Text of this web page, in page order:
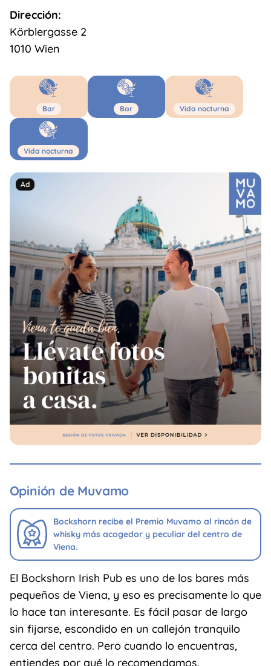
Dirección:
Körblergasse 2
1010 Wien
Bar Bar Vida nocturna
Vida nocturna
Opinión de Muvamo
Bockshorn recibe el Premio Muvamo al rincón de
whisky más acogedor y peculiar del centro de
Viena.
El Bockshorn Irish Pub es uno de los bares más
pequeños de Viena, y eso es precisamente lo que
lo hace tan interesante. Es fácil pasar de largo
sin fijarse, escondido en un callejón tranquilo
cerca del centro. Pero cuando lo encuentras,
entiendes por qué lo recomendamos.